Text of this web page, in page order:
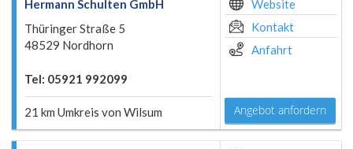
Hermann Schulten GmbH
Thüringer Straße 5
48529 Nordhorn
Tel: 05921 992099
21 km Umkreis von Wilsum
Website
Kontakt
Anfahrt
Angebot anfordern